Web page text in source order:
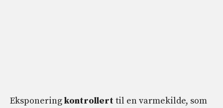
Eksponeringkontrollerttil en varmekilde, som